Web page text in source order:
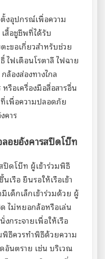
งอุปกรณ์เพื่อความ
สื้อชูชีพที่ได้รับ
ะขอเกี่ยวสำหรับช่วย
ไฟเตือนโรตาลี ไฟฉาย
องส่องทางไกล
รือเครื่องมือสื่อสารอื่น
เพื่อความปลอดภัย
คาร
อยอังคารสปีดโบ๊ท
ปีดโบ๊ท ผู้เข้าร่วมพิธี
รือ ยืนรอให้เรือเข้า
ด็กเล็กเข้าร่วมด้วย ผู้
ไม่หยอกล้อหรือเล่น
กระจายเพื่อให้เรือ
ธีควรทำพิธีด้วยความ
อันตราย เช่น บริเวณ